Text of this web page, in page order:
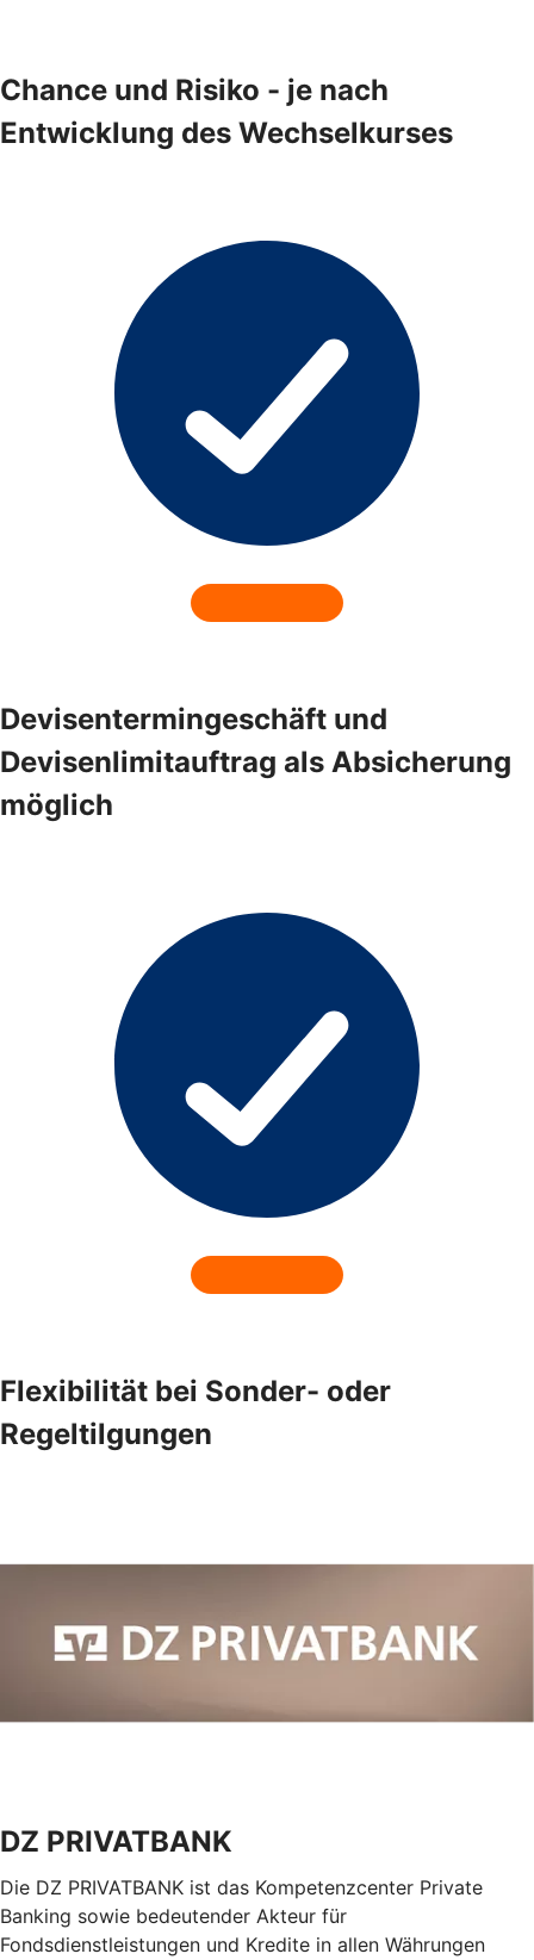
Chance und Risiko - je nach
Entwicklung des Wechselkurses
Devisentermingeschäft und
Devisenlimitauftrag als Absicherung
möglich
Flexibilität bei Sonder- oder
Regeltilgungen
DZ PRIVATBANK
Die DZ PRIVATBANK ist das Kompetenzcenter Private
Banking sowie bedeutender Akteur für
Fondsdienstleistungen und Kredite in allen Währungen